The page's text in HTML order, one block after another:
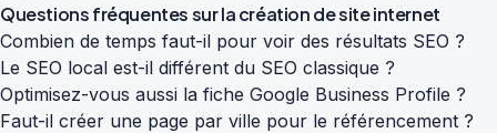
Questions fréquentes sur lacréation de site internet
Combien de temps faut-il pour voir des résultats SEO ?
Le SEO local est-il différent du SEO classique ?
Optimisez-vous aussi la fiche Google Business Profile ?
Faut-il créer une page par ville pour le référencement ?